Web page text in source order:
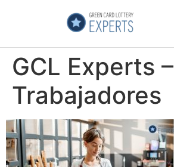
GCL Experts –
Trabajadores